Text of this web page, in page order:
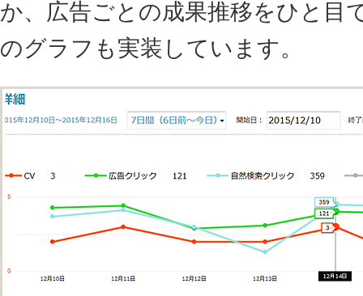
か、広告ごとの成果推移をひと目
のグラフも実装しています。